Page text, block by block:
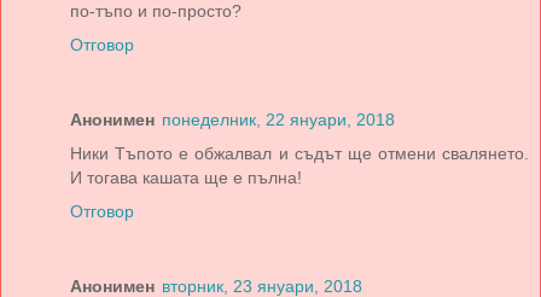
по-тъпо и по-просто?
Отговор
Анонимен понеделник, 22 януари, 2018
Ники Тъпото е обжалвал и съдът ще отмени свалянето.
И тогава кашата ще е пълна!
Отговор
Анонимен вторник, 23 януари, 2018